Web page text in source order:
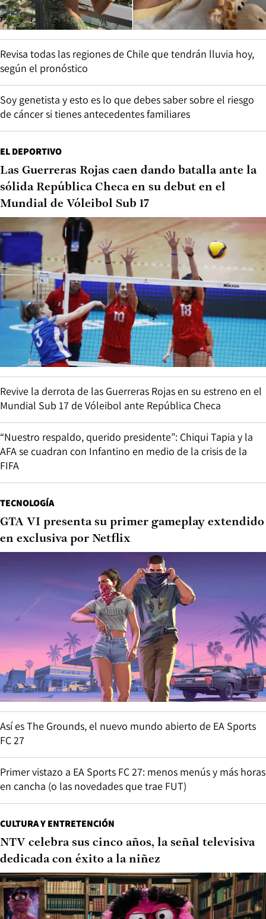
Revisa todas las regiones de Chile que tendrán lluvia hoy,
según el pronóstico
Soy genetista y esto es lo que debes saber sobre el riesgo
de cáncer si tienes antecedentes familiares
EL DEPORTIVO
Las Guerreras Rojas caen dando batalla ante la
sólida República Checa en su debut en el
Mundial de Vóleibol Sub 17
Revive la derrota de las Guerreras Rojas en su estreno en el
Mundial Sub 17 de Vóleibol ante República Checa
“Nuestro respaldo, querido presidente”: Chiqui Tapia y la
AFA se cuadran con Infantino en medio de la crisis de la
FIFA
TECNOLOGÍA
GTA VI presenta su primer gameplay extendido
en exclusiva por Netflix
Así es The Grounds, el nuevo mundo abierto de EA Sports
FC 27
Primer vistazo a EA Sports FC 27: menos menús y más horas
en cancha (o las novedades que trae FUT)
CULTURA Y ENTRETENCIÓN
NTV celebra sus cinco años, la señal televisiva
dedicada con éxito a la niñez